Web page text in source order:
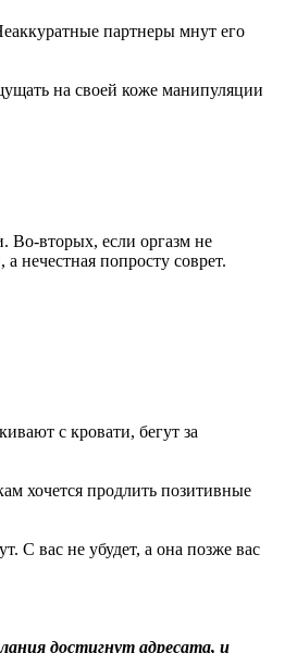
партнеры мнут его
на своей коже манипуляции
Во-вторых, если оргазм не
нечестная попросту соврет.
с кровати, бегут за
хочется продлить позитивные
С вас не убудет, а она позже вас
достигнут адресата, и